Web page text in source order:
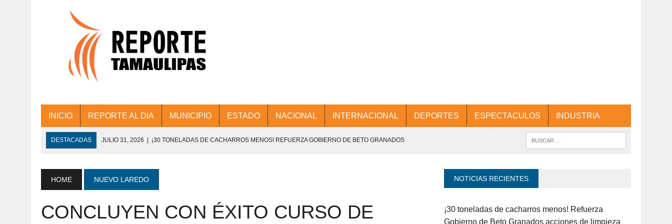
INICIO REPORTE AL DIA MUNICIPIO ESTADO NACIONAL INTERNACIONAL DEPORTES ESPECTACULOS INDUSTRIA
DESTACADAS JULIO 31, 2026 | ¡30 TONELADAS DE CACHARROS MENOS! REFUERZA GOBIERNO DE BETO GRANADOS
JULIO 30, 2026 | 💧🚰 ¡AGUA PARA LA COMUNIDAD!
JULIO 30, 2026 ¡TRABAJO EN EQUIPO Y RESULTADOS! ENCABEZA BETO GRANADOS MESA DE TRABAJO CON PRESIDENTES
HOME NUEVO LAREDO
CONCLUYEN CON ÉXITO CURSO DE
NOTICIAS RECIENTES
¡30 toneladas de cacharros menos! Refuerza
Gobierno de Beto Granados acciones de limpieza